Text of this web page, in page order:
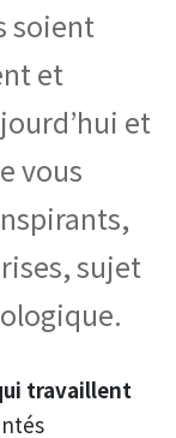
soient
et
et
vous
sujet
travaillent